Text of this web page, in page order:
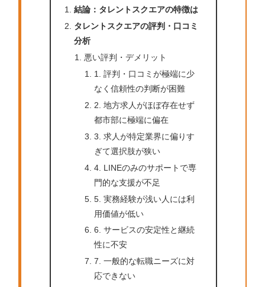
結論：タレントスクエアの特徴は
タレントスクエアの評判・口コミ
分析
悪い評判・デメリット
1. 評判・口コミが極端に少
なく信頼性の判断が困難
2. 地方求人がほぼ存在せず
都市部に極端に偏在
3. 求人が特定業界に偏りす
ぎて選択肢が狭い
4. LINEのみのサポートで専
門的な支援が不足
5. 実務経験が浅い人には利
用価値が低い
6. サービスの安定性と継続
性に不安
7. 一般的な転職ニーズに対
応できない